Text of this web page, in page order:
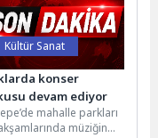
Kültür Sanat
konser
devam ediyor
mahalle parkları
müziğin